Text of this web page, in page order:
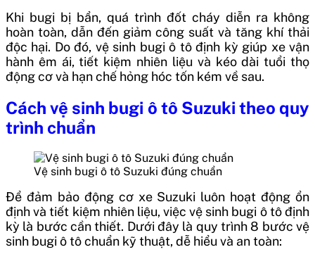
Khi bugi bị bẩn, quá trình đốt cháy diễn ra không
hoàn toàn, dẫn đến giảm công suất và tăng khí thải
độc hại. Do đó, vệ sinh bugi ô tô định kỳ giúp xe vận
hành êm ái, tiết kiệm nhiên liệu và kéo dài tuổi thọ
động cơ và hạn chế hỏng hóc tốn kém về sau.
Cách vệ sinh bugi ô tô Suzuki theo quy
trình chuẩn
Vệ sinh bugi ô tô Suzuki đúng chuẩn
Để đảm bảo động cơ xe Suzuki luôn hoạt động ổn
định và tiết kiệm nhiên liệu, việc vệ sinh bugi ô tô định
kỳ là bước cần thiết. Dưới đây là quy trình 8 bước vệ
sinh bugi ô tô chuẩn kỹ thuật, dễ hiểu và an toàn: